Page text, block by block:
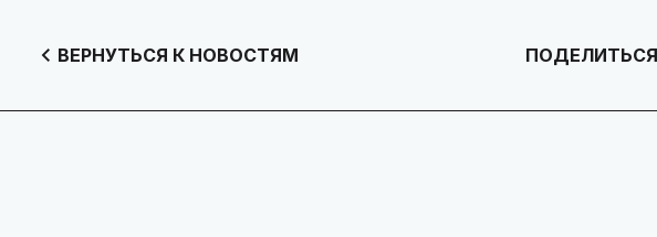
ВЕРНУТЬСЯ К НОВОСТЯМ